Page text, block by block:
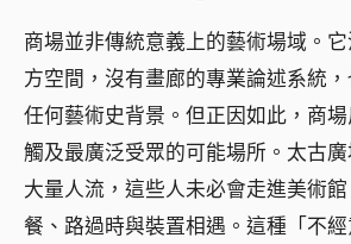
商場並非傳統意義上的藝術場域。
方空間，沒有畫廊的專業論述系統
任何藝術史背景。但正因如此，商
觸及最廣泛受眾的可能場所。太古
大量人流，這些人未必會走進美術
餐、路過時與裝置相遇。這種「不